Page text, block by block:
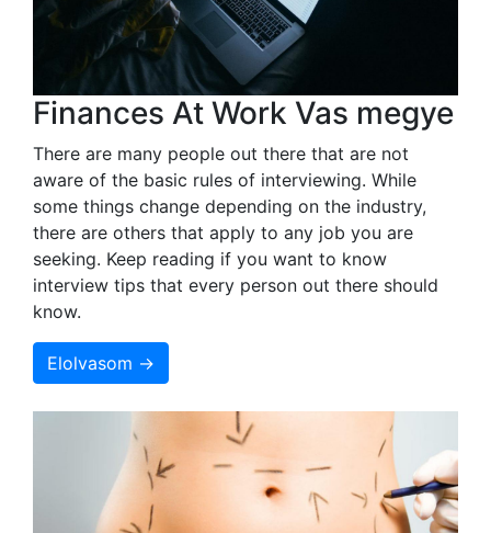
Finances At Work Vas megye
There are many people out there that are not
aware of the basic rules of interviewing. While
some things change depending on the industry,
there are others that apply to any job you are
seeking. Keep reading if you want to know
interview tips that every person out there should
know.
Elolvasom →